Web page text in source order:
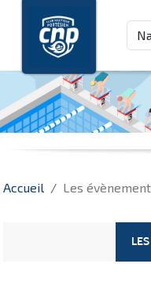
Accueil Les